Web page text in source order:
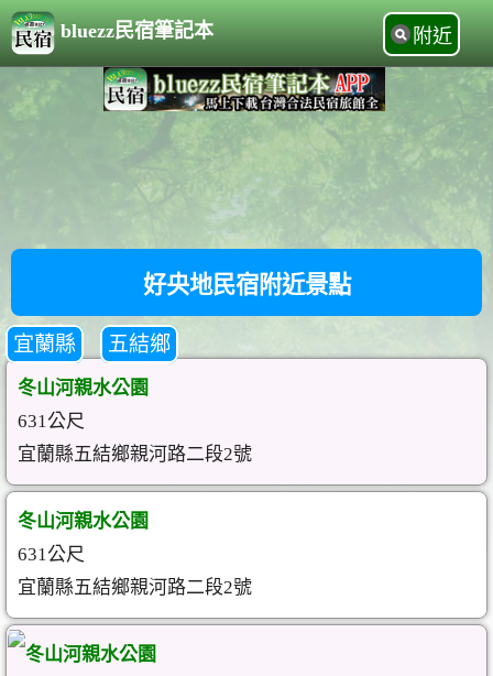
bluezz民宿筆記本 附近
好央地民宿附近景點
宜蘭縣 五結鄉
冬山河親水公園
631公尺
宜蘭縣五結鄉親河路二段2號
冬山河親水公園
631公尺
宜蘭縣五結鄉親河路二段2號
冬山河親水公園